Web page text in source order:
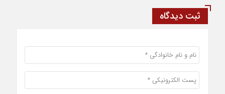
ثبت دیدگاه